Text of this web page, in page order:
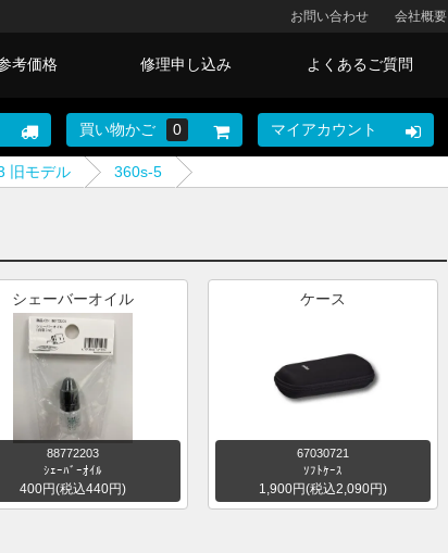
会社概要
お問い合わせ
考価格 修理申し込み よくあるご質問
買い物かご 0 マイアカウント
旧モデル 360s-5
シェーバーオイル
88772203
ｼｪｰﾊﾞｰｵｲﾙ
400円(税込440円)
ケース
67030721
ｿﾌﾄｹｰｽ
1,900円(税込2,090円)